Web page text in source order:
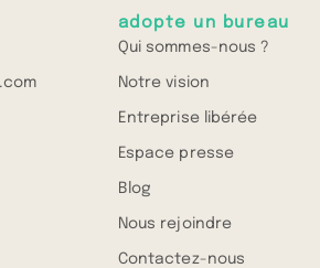
adopte un bureau
Qui sommes-nous ?
Notre vision
Entreprise libérée
Espace presse
Blog
Nous rejoindre
Contactez-nous